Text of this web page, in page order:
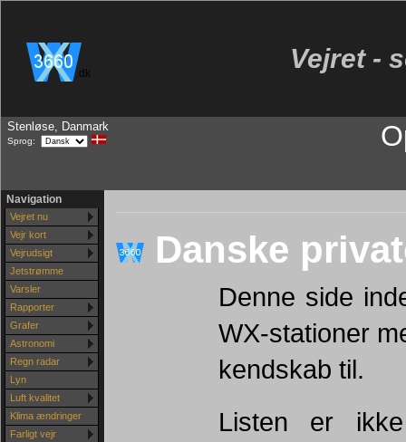
.dk Vejret -
Stenløse, Danmark
Sprog:
Navigation
Vejret nu
Vejr kort
Vejrudsigt
Jetstrømme
Varsler
Rapporter
Grafer
Astronomi
Regn radar
Lyn
Luft kvalitet
Klima ændringer
Farligt vejr
Danske
Denne side
WX-stationer
kendskab til.
Listen er